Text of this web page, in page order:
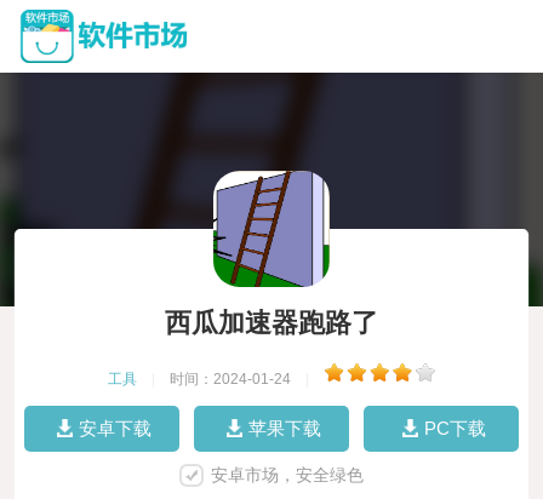
西瓜加速器跑路了
工具 时间：2024-01-24
安卓下载 苹果下载 PC下载
安卓市场，安全绿色